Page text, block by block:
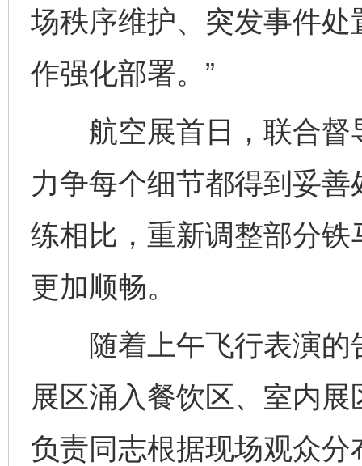
场秩序维护、突发事件
作强化部署。”
航空展首日，联合督
力争每个细节都得到妥
练相比，重新调整部分
更加顺畅。
随着上午飞行表演的
展区涌入餐饮区、室内
负责同志根据现场观众